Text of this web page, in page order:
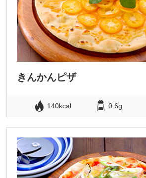
きんかんピザ
140kcal 0.6g